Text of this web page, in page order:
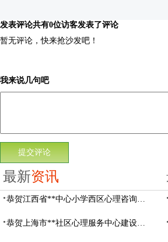
发表评论共有0位访客发表了评论
暂无评论，快来抢沙发吧！
我来说几句吧
最新资讯
恭贺江西省**中心小学西区心理咨询教室设备采购项目由阳光心健代理商中标
恭贺上海市**社区心理服务中心建设项目由阳光心健代理商中标